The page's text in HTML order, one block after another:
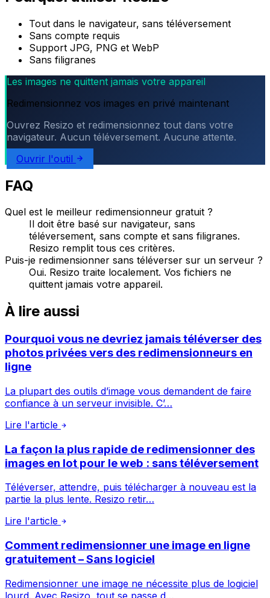
Tout dans le navigateur, sans téléversement
Sans compte requis
Support JPG, PNG et WebP
Sans filigranes
Les images ne quittent jamais votre appareil
Redimensionnez vos images en privé maintenant
Ouvrez Resizo et redimensionnez tout dans votre
navigateur. Aucun téléversement. Aucune attente.
Ouvrir l'outil
FAQ
Quel est le meilleur redimensionneur gratuit ?
Il doit être basé sur navigateur, sans
téléversement, sans compte et sans filigranes.
Resizo remplit tous ces critères.
Puis-je redimensionner sans téléverser sur un serveur ?
Oui. Resizo traite localement. Vos fichiers ne
quittent jamais votre appareil.
À lire aussi
Pourquoi vous ne devriez jamais téléverser des
photos privées vers des redimensionneurs en
ligne
La plupart des outils d’image vous demandent de faire
confiance à un serveur invisible. C’…
Lire l'article
La façon la plus rapide de redimensionner des
images en lot pour le web : sans téléversement
Téléverser, attendre, puis télécharger à nouveau est la
partie la plus lente. Resizo retir…
Lire l'article
Comment redimensionner une image en ligne
gratuitement – Sans logiciel
Redimensionner une image ne nécessite plus de logiciel
lourd. Avec Resizo, tout se passe d…